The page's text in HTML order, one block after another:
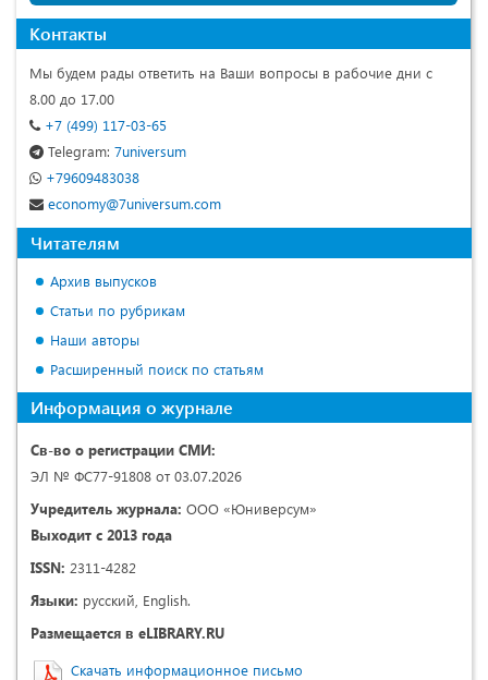
Контакты
Мы будем рады ответить на Ваши вопросы в рабочие дни с
8.00 до 17.00
+7 (499) 117-03-65
Telegram: 7universum
+79609483038
economy@7universum.com
Читателям
Архив выпусков
Статьи по рубрикам
Наши авторы
Расширенный поиск по статьям
Информация о журнале
Св-во о регистрации СМИ:
ЭЛ № ФС77-91808 от 03.07.2026
Учредитель журнала: ООО «Юниверсум»
Выходит с 2013 года
ISSN: 2311-4282
Языки: русский, English.
Размещается в eLIBRARY.RU
Скачать информационное письмо